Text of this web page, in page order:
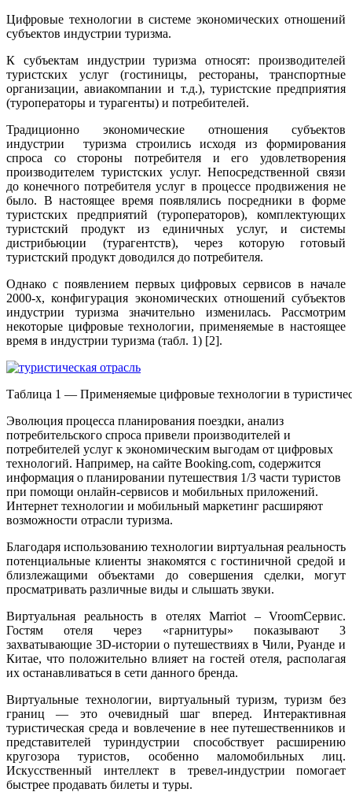
Цифровые технологии в системе экономических отношений
субъектов индустрии туризма.
К субъектам индустрии туризма относят: производителей
туристских услуг (гостиницы, рестораны, транспортные
организации, авиакомпании и т.д.), туристские предприятия
(туроператоры и турагенты) и потребителей.
Традиционно экономические отношения субъектов
индустрии туризма строились исходя из формирования
спроса со стороны потребителя и его удовлетворения
производителем туристских услуг. Непосредственной связи
до конечного потребителя услуг в процессе продвижения не
было. В настоящее время появлялись посредники в форме
туристских предприятий (туроператоров), комплектующих
туристский продукт из единичных услуг, и системы
дистрибьюции (турагентств), через которую готовый
туристский продукт доводился до потребителя.
Однако с появлением первых цифровых сервисов в начале
2000-х, конфигурация экономических отношений субъектов
индустрии туризма значительно изменилась. Рассмотрим
некоторые цифровые технологии, применяемые в настоящее
время в индустрии туризма (табл. 1) [2].
Таблица 1 — Применяемые цифровые технологии в
Эволюция процесса планирования поездки, анализ
потребительского спроса привели производителей и
потребителей услуг к экономическим выгодам от цифровых
технологий. Например, на сайте Booking.com, содержится
информация о планировании путешествия 1/3 части туристов
при помощи онлайн-сервисов и мобильных приложений.
Интернет технологии и мобильный маркетинг расширяют
возможности отрасли туризма.
Благодаря использованию технологии виртуальная реальность
потенциальные клиенты знакомятся с гостиничной средой и
близлежащими объектами до совершения сделки, могут
просматривать различные виды и слышать звуки.
Виртуальная реальность в отелях Marriot – VroomСервис.
Гостям отеля через «гарнитуры» показывают 3
захватывающие 3D-истории о путешествиях в Чили, Руанде и
Китае, что положительно влияет на гостей отеля, располагая
их останавливаться в сети данного бренда.
Виртуальные технологии, виртуальный туризм, туризм без
границ — это очевидный шаг вперед. Интерактивная
туристическая среда и вовлечение в нее путешественников и
представителей туриндустрии способствует расширению
кругозора туристов, особенно маломобильных лиц.
Искусственный интеллект в тревел-индустрии помогает
быстрее продавать билеты и туры.